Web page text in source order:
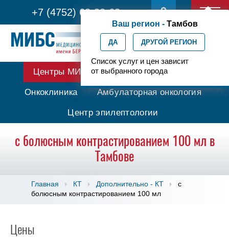
+7 (4752) 63-33-63
Ваш регион - Тамбов
ДА ДРУГОЙ РЕГИОН
Список услуг и цен зависит
от выбранного города
Центры МИБС Протонная терапия
Онкоклиника Амбулаторная онкология
Центр эпилептологии
с болюсным контрастированием 100 мл в
Тамбове
Главная КТ Дополнительно - КТ
с
болюсным контрастированием 100 мл
Цены